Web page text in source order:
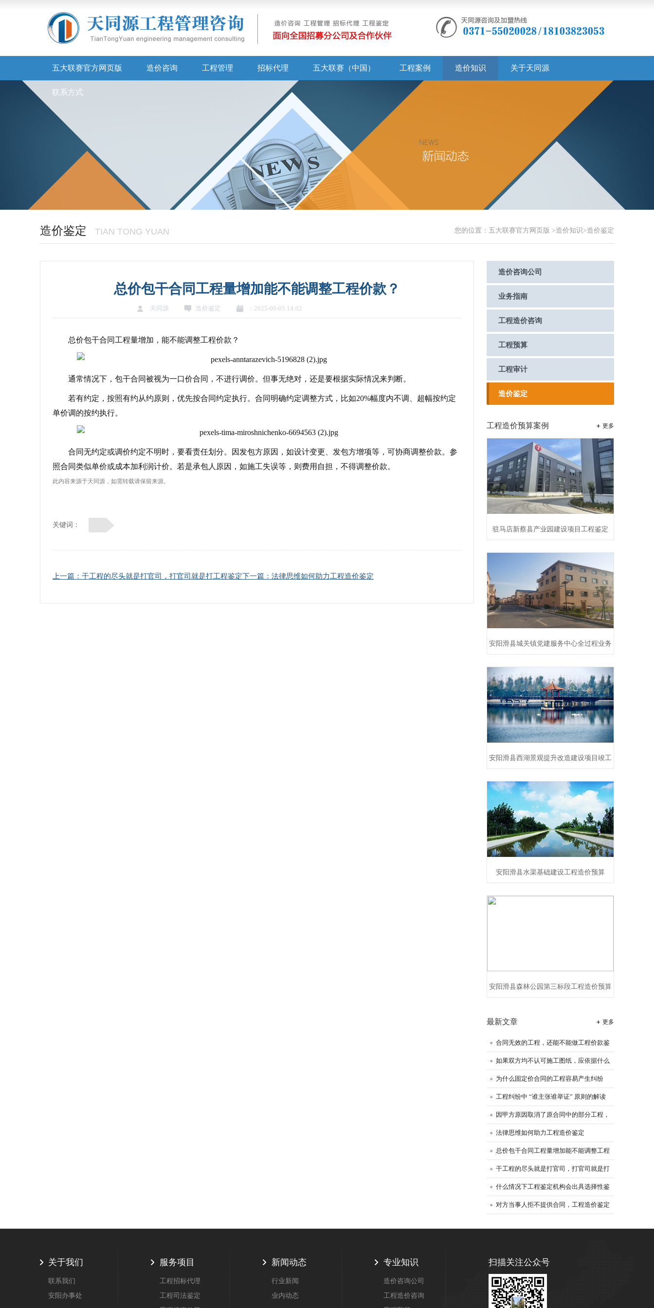
五大联赛官方网页版 造价咨询 工程管理 招标代理 五大联赛（中国） 工程案例 造价知识 关于天同源
联系方式
您的位置： 五大联赛官方网页版 >造价知识>造价鉴定
造价鉴定 TIAN TONG YUAN
总价包干合同工程量增加能不能调整工程价款？
天同源 造价鉴定 ：2025-09-05 14:02
总价包干合同工程量增加，能不能调整工程价款？
通常情况下，包干合同被视为一口价合同，不进行调价。但事无绝对，还是要根据实际情况来判断。
若有约定，按照有约从约原则，优先按合同约定执行。合同明确约定调整方式，比如20%幅度内不调、超幅按约定
单价调的按约执行。
合同无约定或调价约定不明时，要看责任划分。因发包方原因，如设计变更、发包方增项等，可协商调整价款。参
照合同类似单价或成本加利润计价。若是承包人原因，如施工失误等，则费用自担，不得调整价款。
此内容来源于天同源，如需转载请保留来源。
关键词：
上一篇：干工程的尽头就是打官司，打官司就是打工程鉴定下一篇：法律思维如何助力工程造价鉴定
造价咨询公司
业务指南
工程造价咨询
工程预算
工程审计
造价鉴定
更多
工程造价预算案例
驻马店新蔡县产业园建设项目工程鉴定
安阳滑县城关镇党建服务中心全过程业务
安阳滑县西湖景观提升改造建设项目竣工
安阳滑县水渠基础建设工程造价预算
安阳滑县森林公园第三标段工程造价预算
更多
最新文章
合同无效的工程，还能不能做工程价款鉴
定？
如果双方均不认可施工图纸，应依据什么
资料鉴定？
为什么固定价合同的工程容易产生纠纷
工程纠纷中 “谁主张谁举证” 原则的解读
因甲方原因取消了原合同中的部分工程，
施工方能否进行索赔？
法律思维如何助力工程造价鉴定
总价包干合同工程量增加能不能调整工程
价款？
干工程的尽头就是打官司，打官司就是打
工程鉴定
什么情况下工程鉴定机构会出具选择性鉴
定意见
对方当事人拒不提供合同，工程造价鉴定
关于我们
联系我们
安阳办事处
服务项目
工程招标代理
工程司法鉴定
新闻动态
行业新闻
业内动态
专业知识
造价咨询公司
工程造价咨询
扫描关注公众号